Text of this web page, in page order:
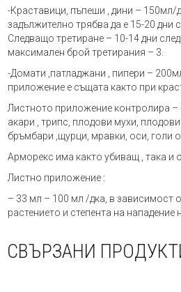
-Краставици, пъпеши , дини –
задължително трябва да е 15-20 дни
Следващо третиране – 10-14 дни
максимален брой третирания – 3.
-Домати ,патладжани , пипери –
приложение е същата както при
Листното приложение контролира –
акари , трипс, плодови мухи,
бръмбари ,щурци, мравки, оси, голи
Арморекс има както убиващ , така и
Листно приложение :
– 33 мл – 100 мл /дка, в зависимост
растението и степента на нападение
СВЪРЗАНИ